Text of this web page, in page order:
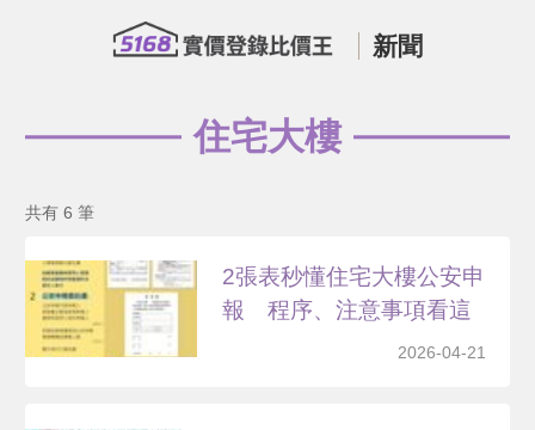
新聞
住宅大樓
共有 6 筆
2張表秒懂住宅大樓公安申
報 程序、注意事項看這
2026-04-21